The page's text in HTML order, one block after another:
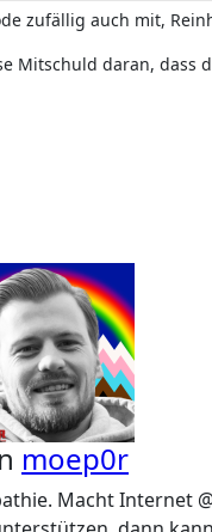
zufällig auch mit,
daran, dass
moep0r
Macht Internet